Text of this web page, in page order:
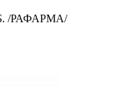
/РАФАРМА/